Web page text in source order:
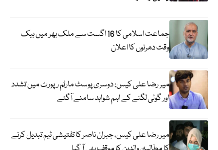
جماعت اسلامی کا 16 اگست سے ملک بھر میں بیک
وقت دھرنوں کا اعلان
میر رضا علی کیس: دوسری پوسٹ مارٹم رپورٹ میں تشدد
اور گولی لگنے کے اہم شواہد سامنے آگئے
میر رضا علی کیس، جبران ناصر کا تفتیشی ٹیم تبدیل کرنے